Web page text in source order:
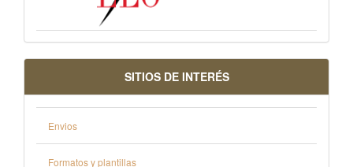
SITIOS DE INTERÉS
Envios
Formatos y plantillas